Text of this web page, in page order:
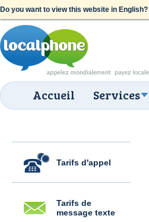
Do you want to view this website in English?
Accueil Services
Tarifs d'appel
Tarifs de
message texte